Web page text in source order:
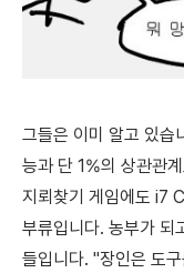
그들은 이미 알고 있습
능과 단 1%의 상관관
지뢰찾기 게임에도 i7
부류입니다. 농부가 되
들입니다. "장인은 도